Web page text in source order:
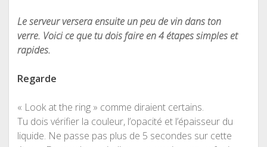
Le serveur versera ensuite un peu de vin dans ton
verre. Voici ce que tu dois faire en 4 étapes simples et
rapides.
Regarde
« Look at the ring » comme diraient certains.
Tu dois vérifier la couleur, l’opacité et l’épaisseur du
liquide. Ne passe pas plus de 5 secondes sur cette